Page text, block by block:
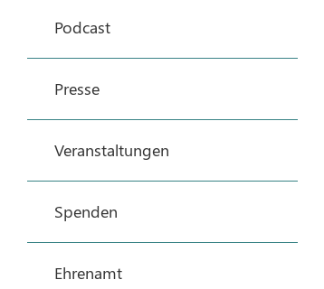
Podcast
Presse
Veranstaltungen
Spenden
Ehrenamt